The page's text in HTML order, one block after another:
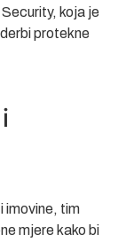
koja je
protekne
imovine, tim
mjere kako bi